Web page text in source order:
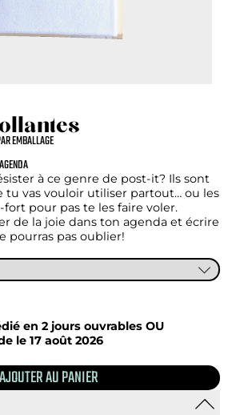
EMBALLAGE
à ce genre de post-it? Ils sont
tu vas vouloir utiliser partout… ou les
pour pas te les faire voler.
de la joie dans ton agenda et écrire
pourras pas oublier!
en 2 jours ouvrables OU
le 17 août 2026